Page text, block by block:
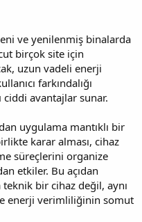
ve yenilenmiş binalarda
birçok site için
uzun vadeli enerji
farkındalığı
ciddi avantajlar sunar.
uygulama mantıklı bir
karar alması, cihaz
süreçlerini organize
etkiler. Bu açıdan
teknik bir cihaz değil, aynı
enerji verimliliğinin somut